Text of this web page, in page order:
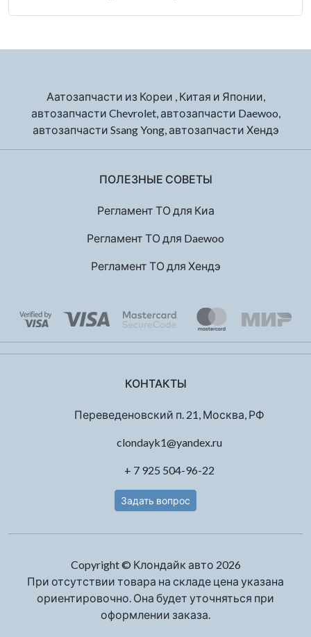
Аатозапчасти из Кореи , Китая и Японии,
автозапчасти Chevrolet, автозапчасти Daewoo,
автозапчасти Ssang Yong, автозапчасти Хендэ
ПОЛЕЗНЫЕ СОВЕТЫ
Регламент ТО для Киа
Регламент ТО для Daewoo
Регламент ТО для Хендэ
КОНТАКТЫ
Переведеновский п. 21, Москва, РФ
clondayk1@yandex.ru
+ 7 925 504-96-22
Задать вопрос
Copyright © Клондайк авто 2026
При отсутствии товара на складе цена указана
ориентировочно. Она будет уточняться при
оформлении заказа.